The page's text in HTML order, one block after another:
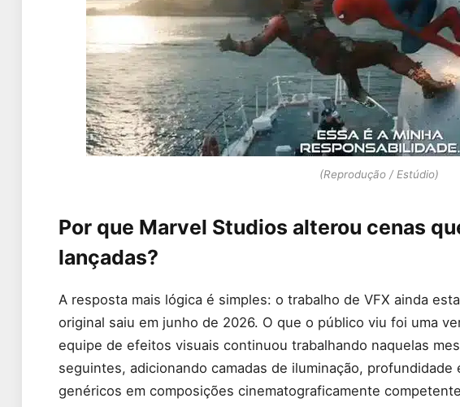
(Reprodução / Estúdio)
Por que Marvel Studios alterou cenas
lançadas?
A resposta mais lógica é simples: o trabalho de VFX ainda
original saiu em junho de 2026. O que o público viu foi uma
equipe de efeitos visuais continuou trabalhando naquelas
seguintes, adicionando camadas de iluminação,
genéricos em composições cinematograficamente